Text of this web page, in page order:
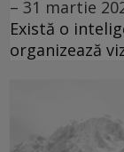
– 31 martie
Există o
organizează